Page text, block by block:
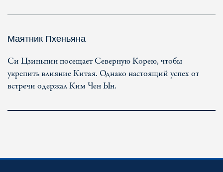
Маятник Пхеньяна
Си Цзиньпин посещает Северную Корею, чтобы
укрепить влияние Китая. Однако настоящий успех от
встречи одержал Ким Чен Ын.